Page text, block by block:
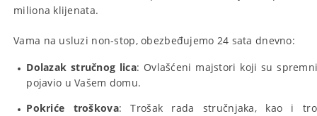
miliona klijenata.
Vama na usluzi non-stop, obezbeđujemo 24 sata dnevno:
Dolazak stručnog lica: Ovlašćeni majstori koji su
pojavio u Vašem domu.
Pokriće troškova: Trošak rada stručnjaka, kao i